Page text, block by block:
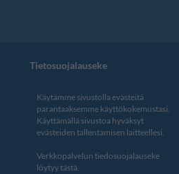
Tietosuojalauseke
Käytämme sivustolla evästeitä
parantaaksemme käyttökokemustasi.
Käyttämällä sivustoa hyväksyt
evästeiden tallentamisen laitteellesi.
Verkkopalvelun tiedosuojalauseke
löytyy tästä.